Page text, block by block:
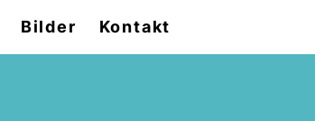
Bilder Kontakt